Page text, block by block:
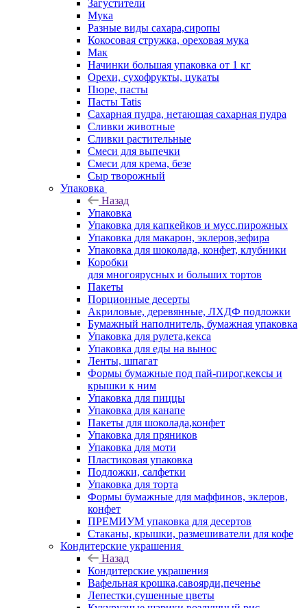
Загустители
Мука
Разные виды сахара,сиропы
Кокосовая стружка, ореховая мука
Мак
Начинки большая упаковка от 1 кг
Орехи, сухофрукты, цукаты
Пюре, пасты
Пасты Tatis
Сахарная пудра, нетающая сахарная пудра
Сливки животные
Сливки растительные
Смеси для выпечки
Смеси для крема, безе
Сыр творожный
Упаковка
Назад
Упаковка
Упаковка для капкейков и мусс.пирожных
Упаковка для макарон, эклеров,зефира
Упаковка для шоколада, конфет, клубники
Коробки
для многоярусных и больших тортов
Пакеты
Порционные десерты
Акриловые, деревянные, ЛХДФ подложки
Бумажный наполнитель, бумажная упаковка
Упаковка для рулета,кекса
Упаковка для еды на вынос
Ленты, шпагат
Формы бумажные под пай-пирог,кексы и
крышки к ним
Упаковка для пиццы
Упаковка для канапе
Пакеты для шоколада,конфет
Упаковка для пряников
Упаковка для моти
Пластиковая упаковка
Подложки, салфетки
Упаковка для торта
Формы бумажные для маффинов, эклеров,
конфет
ПРЕМИУМ упаковка для десертов
Стаканы, крышки, размешиватели для кофе
Кондитерские украшения
Назад
Кондитерские украшения
Вафельная крошка,савоярди,печенье
Лепестки,сушенные цветы